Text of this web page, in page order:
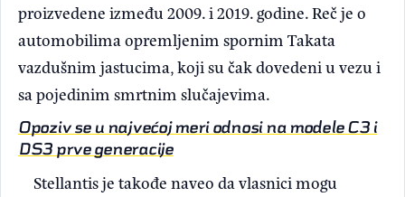
proizvedene između 2009. i 2019. godine. Reč je o
automobilima opremljenim spornim Takata
vazdušnim jastucima, koji su čak dovedeni u vezu i
sa pojedinim smrtnim slučajevima.
Opoziv se u najvećoj meri odnosi na modele C3 i
DS3 prve generacije
Stellantis je takođe naveo da vlasnici mogu